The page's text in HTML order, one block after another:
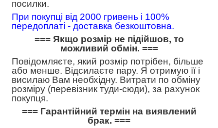
посилки.
При покупці від 2000 гривень і 100%
передоплаті - доставка безкоштовна.
=== Якщо розмір не підійшов, то
можливий обмін. ===
Повідомляєте, який розмір потрібен, більше
або менше. Відсилаєте пару. Я отримую її і
висилаю Вам необхідну. Витрати по обміну
розміру (перевізник туди-сюди), за рахунок
покупця.
=== Гарантійний термін на виявлений
брак. ===